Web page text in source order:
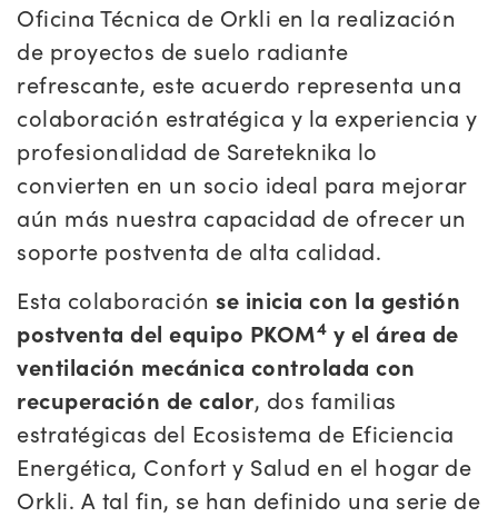
Oficina Técnica de Orkli en la realización
de proyectos de suelo radiante
refrescante, este acuerdo representa una
colaboración estratégica y la experiencia y
profesionalidad de Sareteknika lo
convierten en un socio ideal para mejorar
aún más nuestra capacidad de ofrecer un
soporte postventa de alta calidad.
Esta colaboración se inicia con la gestión
postventa del equipo PKOM4 y el área de
ventilación mecánica controlada con
recuperación de calor, dos familias
estratégicas del Ecosistema de Eficiencia
Energética, Confort y Salud en el hogar de
Orkli. A tal fin, se han definido una serie de